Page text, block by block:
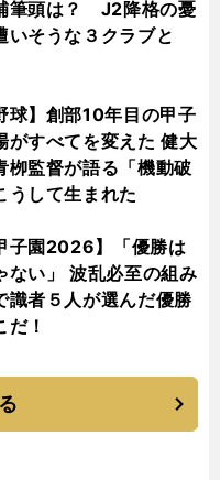
筆頭は？ J2降格の憂
いそうな３クラブと
球】創部10年目の甲子
がすべてを変えた 健大
栁監督が語る「機動破
うして生まれた
子園2026】「優勝は
ない」 波乱必至の組み
識者５人が選んだ優勝
だ！